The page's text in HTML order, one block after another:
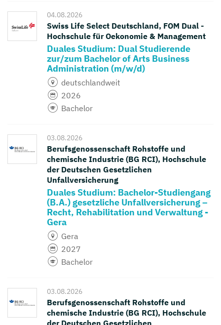
04.08.2026
Swiss Life Select Deutschland, FOM Dual -
Hochschule für Oekonomie & Management
Duales Studium: Dual Studierende
zur/zum Bachelor of Arts Business
Administration (m/w/d)
deutschlandweit
2026
Bachelor
03.08.2026
Berufsgenossenschaft Rohstoffe und
chemische Industrie (BG RCI), Hochschule
der Deutschen Gesetzlichen
Unfallversicherung
Duales Studium: Bachelor-Studiengang
(B.A.) gesetzliche Unfallversicherung –
Recht, Rehabilitation und Verwaltung -
Gera
Gera
2027
Bachelor
03.08.2026
Berufsgenossenschaft Rohstoffe und
chemische Industrie (BG RCI), Hochschule
der Deutschen Gesetzlichen